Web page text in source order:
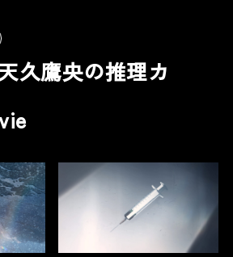
久鷹央の推理カ